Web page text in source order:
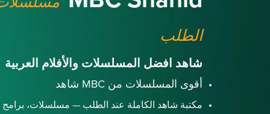
الطلب
شاهد افضل المسلسلات والأفلام العربية
أقوى المسلسلات من MBC شاهد
مكتبة شاهد الكاملة عند الطلب — مسلسلات، برامج